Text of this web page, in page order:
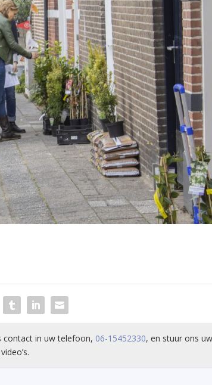
contact in uw telefoon, 06-15452330, en stuur ons